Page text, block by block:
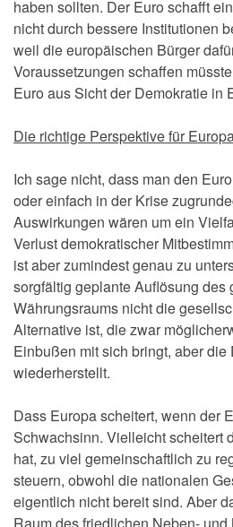
haben sollten. Der Euro schafft
nicht durch bessere Institutionen
weil die europäischen Bürger
Voraussetzungen schaffen
Euro aus Sicht der Demokratie in
Die richtige Perspektive für
Ich sage nicht, dass man den
oder einfach in der Krise
Auswirkungen wären um ein
Verlust demokratischer
ist aber zumindest genau zu
sorgfältig geplante Auflösung des
Währungsraums nicht die
Alternative ist, die zwar
Einbußen mit sich bringt, aber
wiederherstellt.
Dass Europa scheitert, wenn der
Schwachsinn. Vielleicht scheitert
hat, zu viel gemeinschaftlich zu
steuern, obwohl die nationalen
eigentlich nicht bereit sind. Aber